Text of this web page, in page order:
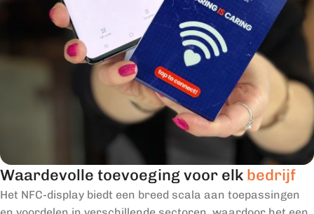
Waardevolle toevoeging voor elk bedrijf
Het NFC-display biedt een breed scala aan toepassingen